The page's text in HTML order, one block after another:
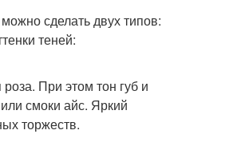
сделать двух типов:
теней:
При этом тон губ и
смоки айс. Яркий
торжеств.